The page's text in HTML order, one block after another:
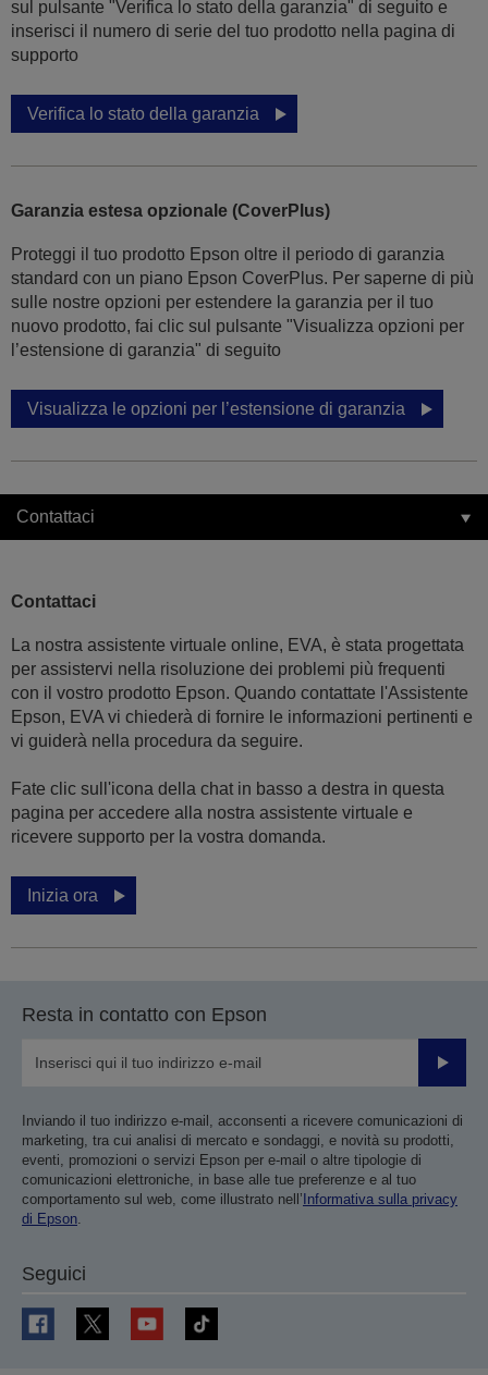
sul pulsante "Verifica lo stato della garanzia" di seguito e
inserisci il numero di serie del tuo prodotto nella pagina di
supporto
Verifica lo stato della garanzia
Garanzia estesa opzionale (CoverPlus)
Proteggi il tuo prodotto Epson oltre il periodo di garanzia
standard con un piano Epson CoverPlus. Per saperne di più
sulle nostre opzioni per estendere la garanzia per il tuo
nuovo prodotto, fai clic sul pulsante "Visualizza opzioni per
l’estensione di garanzia" di seguito
Visualizza le opzioni per l’estensione di garanzia
Contattaci
Contattaci
La nostra assistente virtuale online, EVA, è stata progettata
per assistervi nella risoluzione dei problemi più frequenti
con il vostro prodotto Epson. Quando contattate l'Assistente
Epson, EVA vi chiederà di fornire le informazioni pertinenti e
vi guiderà nella procedura da seguire.
Fate clic sull'icona della chat in basso a destra in questa
pagina per accedere alla nostra assistente virtuale e
ricevere supporto per la vostra domanda.
Inizia ora
Resta in contatto con Epson
Invia
Inviando il tuo indirizzo e-mail, acconsenti a ricevere comunicazioni di
marketing, tra cui analisi di mercato e sondaggi, e novità su prodotti,
eventi, promozioni o servizi Epson per e-mail o altre tipologie di
comunicazioni elettroniche, in base alle tue preferenze e al tuo
comportamento sul web, come illustrato nell’ Informativa sulla privacy
di Epson.
Seguici